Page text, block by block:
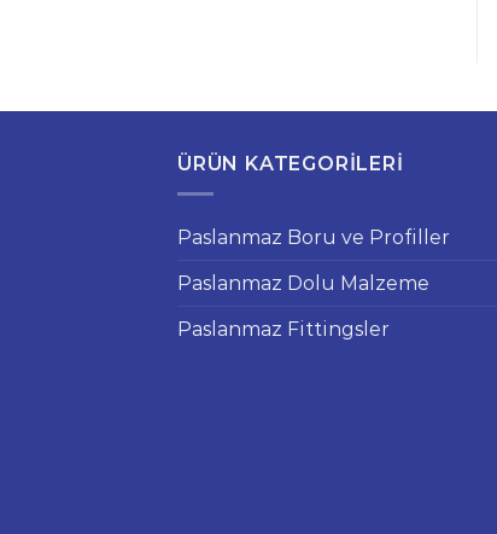
ÜRÜN KATEGORILERI
Paslanmaz Boru ve Profiller
Paslanmaz Dolu Malzeme
Paslanmaz Fittingsler